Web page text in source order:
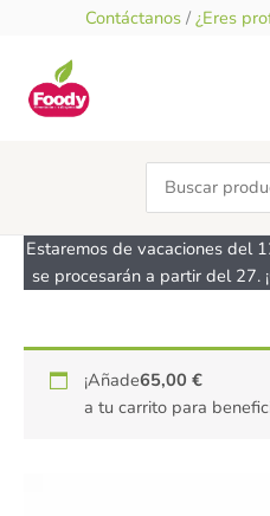
contenido
Contáctanos / ¿Eres
Search
for:
Estaremos de vacaciones del
se procesarán a partir del 27.
¡Añade65,00€
a tu carrito para
Fruta
para
Roscón